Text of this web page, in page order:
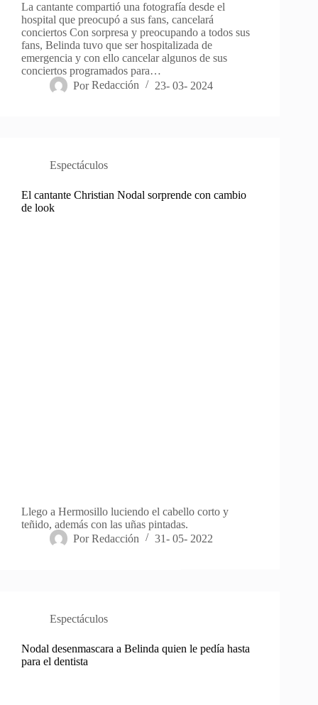
La cantante compartió una fotografía desde el
hospital que preocupó a sus fans, cancelará
conciertos Con sorpresa y preocupando a todos sus
fans, Belinda tuvo que ser hospitalizada de
emergencia y con ello cancelar algunos de sus
conciertos programados para…
Por Redacción 23- 03- 2024
Espectáculos
El cantante Christian Nodal sorprende con cambio
de look
Llego a Hermosillo luciendo el cabello corto y
teñido, además con las uñas pintadas.
Por Redacción 31- 05- 2022
Espectáculos
Nodal desenmascara a Belinda quien le pedía hasta
para el dentista